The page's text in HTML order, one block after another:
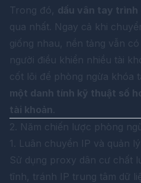
Trong đó, dấu vân tay trình
qua nhất. Ngay cả khi
giống nhau, nền tảng vẫn
người điều khiển nhiều tài
cốt lõi để phòng ngừa khóa
một danh tính kỹ thuật số
tài khoản
2. Năm chiến lược phòng
1. Luân chuyển IP và quản
Sử dụng proxy dân cư chất
tĩnh, tránh IP trung tâm dữ